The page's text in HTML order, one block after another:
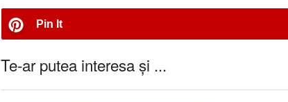
Pin It
Te-ar putea interesa și ...